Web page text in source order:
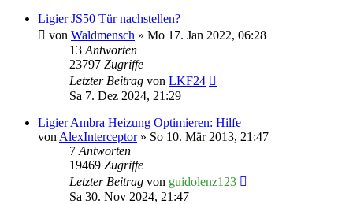
Ligier JS50 Tür nachstellen?
von Waldmensch » Mo 17. Jan 2022, 06:28
13Antworten
23797 Zugriffe
Letzter Beitrag von LKF24
Sa 7. Dez 2024, 21:29
Ligier Ambra Heizung Optimieren: Hilfe
vonAlexInterceptor» So 10. Mär 2013, 21:47
7Antworten
19469 Zugriffe
Letzter Beitrag von guidolenz123
Sa 30. Nov 2024, 21:47